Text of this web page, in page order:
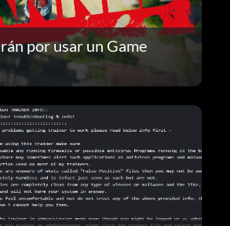
por usar un Game